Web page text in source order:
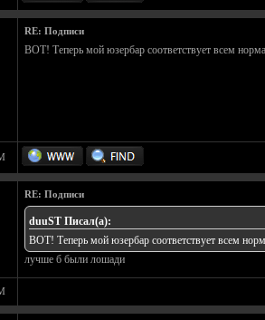
RE: Подписи
ВОТ! Теперь мой юзербар соответствует всем
RE: Подписи
duuST Писал(а):
ВОТ! Теперь мой юзербар соответствует всем
лучше б были лошади